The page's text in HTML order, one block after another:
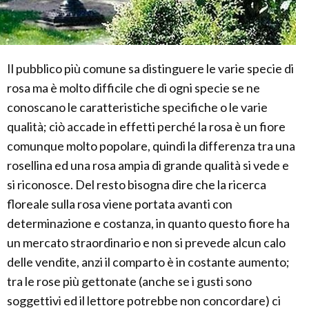
Il pubblico più comune sa distinguere le varie specie di
rosa ma è molto difficile che di ogni specie se ne
conoscano le caratteristiche specifiche o le varie
qualità; ciò accade in effetti perché la rosa è un fiore
comunque molto popolare, quindi la differenza tra una
rosellina ed una rosa ampia di grande qualità si vede e
si riconosce. Del resto bisogna dire che la ricerca
floreale sulla rosa viene portata avanti con
determinazione e costanza, in quanto questo fiore ha
un mercato straordinario e non si prevede alcun calo
delle vendite, anzi il comparto è in costante aumento;
tra le rose più gettonate (anche se i gusti sono
soggettivi ed il lettore potrebbe non concordare) ci